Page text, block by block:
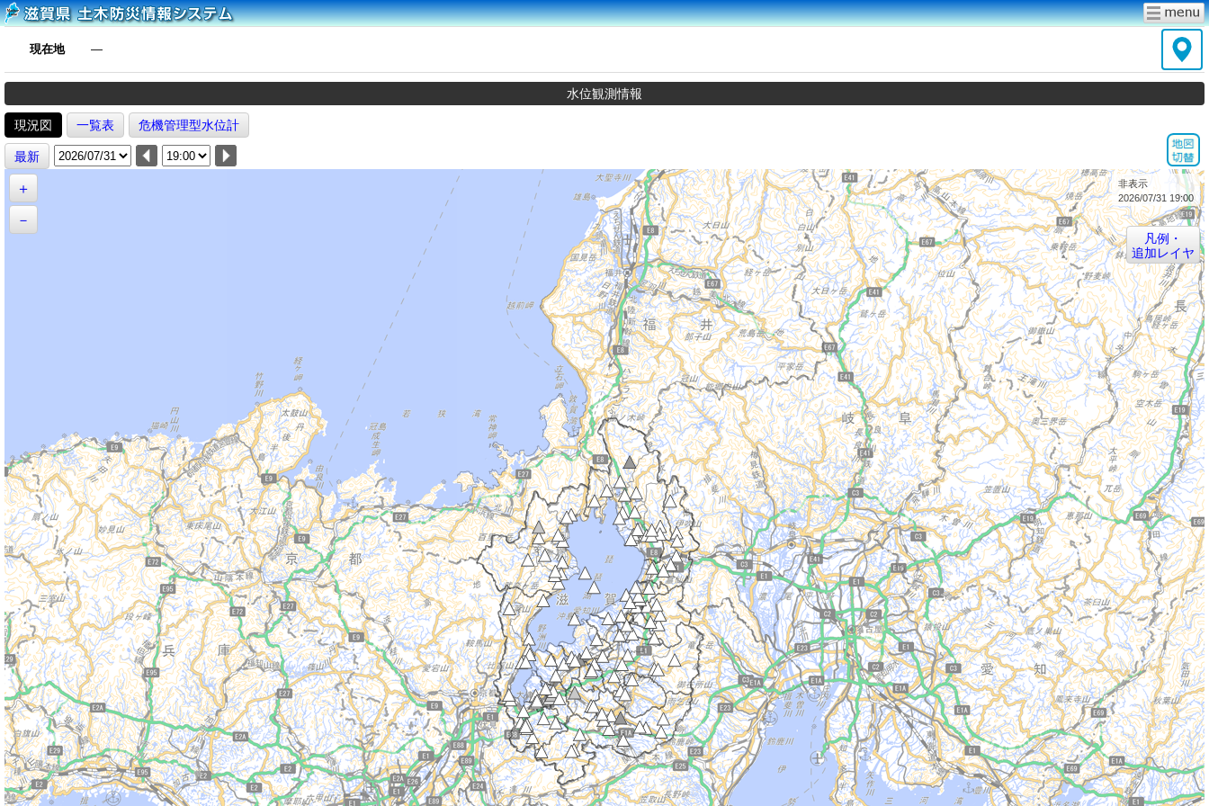
現在地 ―
水位観測情報
現況図 一覧表 危機管理型水位計
最新
＋
－
非表示
2026/07/31 19:00
凡例・
追加レイヤ